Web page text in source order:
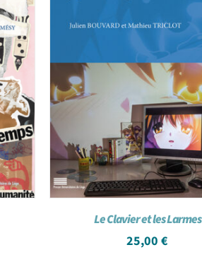
Le Clavier et les Larmes
25,00€